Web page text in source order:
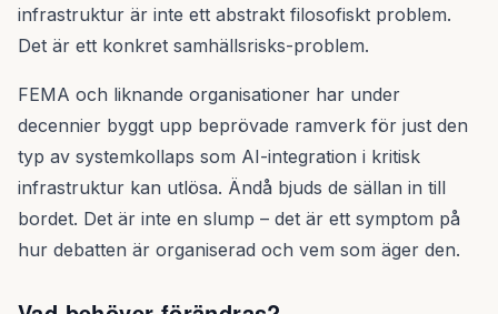
infrastruktur är inte ett abstrakt filosofiskt problem.
Det är ett konkret samhällsrisks-problem.
FEMA och liknande organisationer har under
decennier byggt upp beprövade ramverk för just den
typ av systemkollaps som AI-integration i kritisk
infrastruktur kan utlösa. Ändå bjuds de sällan in till
bordet. Det är inte en slump – det är ett symptom på
hur debatten är organiserad och vem som äger den.